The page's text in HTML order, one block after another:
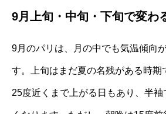
9月上旬・中旬・下旬で変わ
9月のパリは、月の中でも気温傾向
す。上旬はまだ夏の名残がある時期
25度近くまで上がる日もあり、半